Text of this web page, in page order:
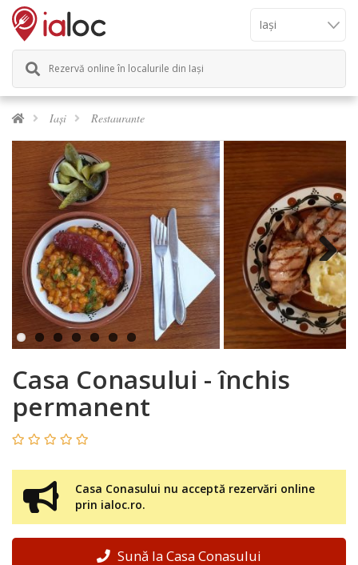
Rezervă online în localurile din Iași
Iași Restaurante
Next
Casa Conasului - închis
permanent
Casa Conasului nu acceptă rezervări online
prin ialoc.ro.
Sună la Casa Conasului